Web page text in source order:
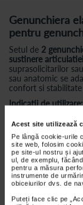
Acest site utilizează
Pe lângă cookie-urile
site web, folosim
pe site-ul nostru și
ul, de exemplu,
pentru a măsura
instrumente de
obiceiurilor dvs. de
Puteți face clic pe
Genunchiera
pentru
Setul de 2
sustinere
suprasolicitarilor
sau anatomic se
confort si
Indicatii de utilizare:
Lovituri, entorse,
Artralgii si
Suprasolicitari
Dureri acute
Dupa
Dureri